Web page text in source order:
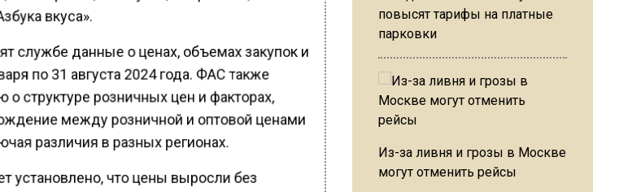
вкуса».
службе данные о ценах, объемах закупок и
по 31 августа 2024 года. ФАС также
структуре розничных цен и факторах,
между розничной и оптовой ценами
различия в разных регионах.
установлено, что цены выросли без
повысят тарифы на платные
парковки
Из-за ливня и грозы в Москве
могут отменить рейсы